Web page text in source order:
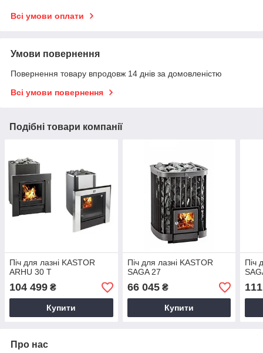
Всі умови оплати
Умови повернення
Повернення товару впродовж 14 днів за домовленістю
Всі умови повернення
Подібні товари компанії
Піч для лазні KASTOR
ARHU 30 T
104 499 ₴
Купити
Піч для лазні KASTOR
SAGA 27
66 045₴
Купити
Піч
Про нас